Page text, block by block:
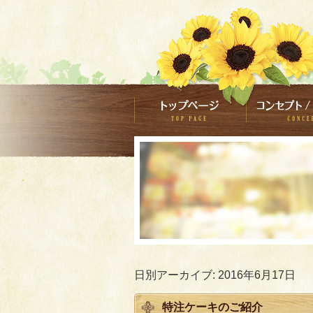
日別アーカイブ: 2016年6月17日
特注ケーキのご紹介